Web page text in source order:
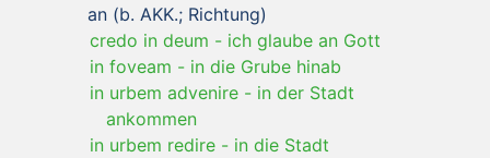
an (b. AKK.; Richtung)
credo in deum - ich glaube an Gott
in foveam - in die Grube hinab
in urbem advenire - in der Stadt
ankommen
in urbem redire - in die Stadt